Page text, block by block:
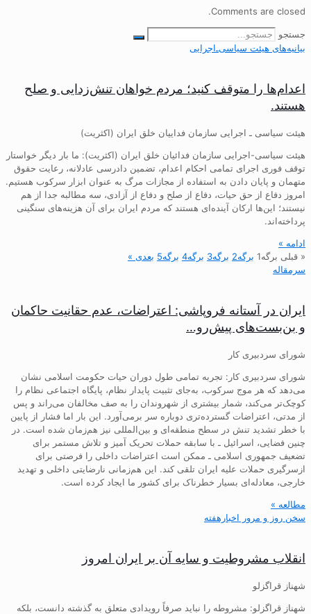
Comments are closed.
جستجو
بیانیه‌های هیئت‌ سیاسی‌ـ‌اجرایی
اعدام‌ها را متوقف کنید؛ مردم خواهان تنش‌زدایی و صلح
هستند.
هیئت سیاسی ـ اجرایی سازمان فداییان خلق ایران (اکثریت)
هیئت سیاسی-اجرایی سازمان فدائیان خلق ایران (اکثریت): ما بار دیگر خواستار
توقف فوری اجرای تمامی احکام اعدام، تضمین دادرسی عادلانه، رعایت حقوق
متهمان و پایان دادن به استفاده از مجازات مرگ به عنوان ابزار سرکوب هستیم.
امروز دفاع از حق حیات، دفاع از صلح و دفاع از آزادی، سه مطالبه جدا از هم
نیستند؛ این‌ها ارکان آینده‌ای هستند که مردم ایران برای آن هزینه‌های سنگینی
پرداخته‌اند.
ادامه »
« قبلی برگه1 برگه2 برگه3 برگه4 برگه5 بعدی »
سرمقاله
ایران در آستانه فروپاشی: اعتراضات، عدم حقانیت حاکمان
و بن‌بست‌های پیش‌رو…
شورای سردبیری کار
شورای سردبیری کار: تجربه تمامی طول دوران حیات حکومت اسلامی نشان
می‌دهد که هر موج سرکوب، به‌جای تثبیت پایدار نظام، پایگاه اجتماعی نظام را
کوچک‌تر می‌کند، شمار بیشتری از شهروندان را به صف مخالفان می‌راند و پس
از مدتی، اعتراضات گسترده‌تری دوباره سر برمی‌آورد. این بار اما فشار از پایین
با خطر تشدید تنش در سطح منطقه‌ای و بین‌المللی نیز هم‌زمان شده است. در
چنین فضایی، اسرائیل ـ با سابقه حملات تحریک آمیز و تلاش مستمر برای
تضعیف جمهوری اسلامی ـ ممکن است اعتراضات داخلی را فرصتی برای
ازسرگیری حملات علیه ایران تلقی کند. این هم‌زمانی نارضایتی داخلی و تهدید
خارجی، معادله‌ای بسیار خطرناک برای کشور ما ایجاد کرده است.
مطالعه »
سخن روز و مرور اخبارهفته
انقلاب مشروطیت و سایه آن بر ایران امروز
شهناز قراگزلو
شهناز قراگزلو: مشروطه را نباید صرفاً رویدادی متعلق به گذشته دانست، بلکه